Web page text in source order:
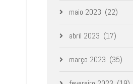
maio 2023 (22)
abril 2023 (17)
março 2023 (35)